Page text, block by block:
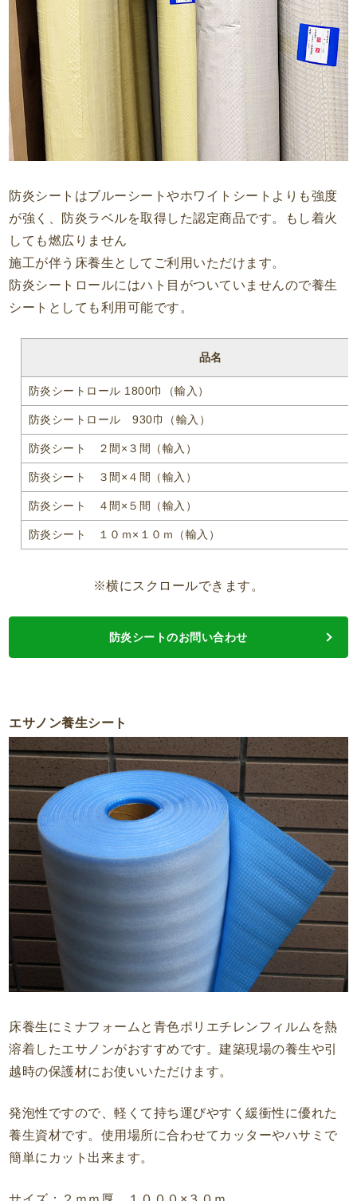
防炎シートはブルーシートやホワイトシートよりも強度
が強く、防炎ラベルを取得した認定商品です。もし着火
しても燃広りません
施工が伴う床養生としてご利用いただけます。
防炎シートロールにはハト目がついていませんので養生
シートとしても利用可能です。
品名
防炎シートロール 1800巾（輸入）
防炎シートロール 930巾（輸入）
防炎シート ２間×３間（輸入）
防炎シート ３間×４間（輸入）
防炎シート ４間×５間（輸入）
防炎シート １０ｍ×１０ｍ（輸入）
※横にスクロールできます。
防炎シートのお問い合わせ
エサノン養生シート
床養生にミナフォームと青色ポリエチレンフィルムを熱
溶着したエサノンがおすすめです。建築現場の養生や引
越時の保護材にお使いいただけます。
発泡性ですので、軽くて持ち運びやすく緩衝性に優れた
養生資材です。使用場所に合わせてカッターやハサミで
簡単にカット出来ます。